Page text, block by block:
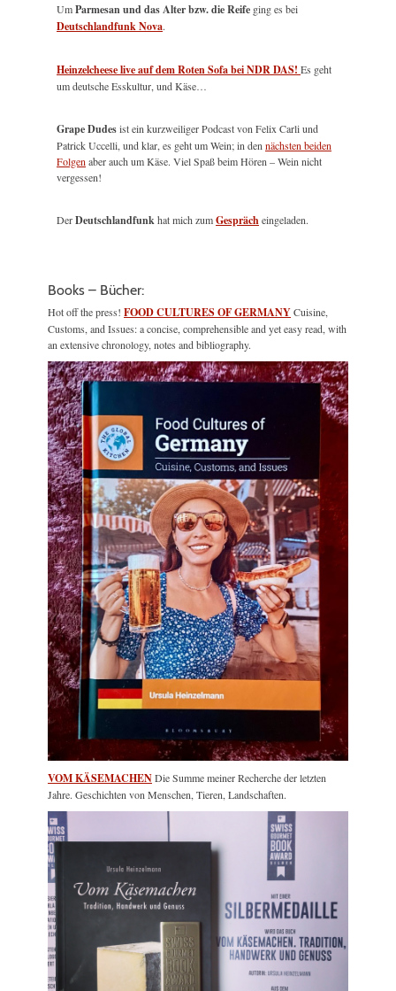
UmParmesan und das Alter bzw. die Reife ging es bei
Deutschlandfunk Nova.
Heinzelcheese live auf dem Roten Sofa bei NDR DAS! Es geht
um deutsche Esskultur, und Käse…
Grape Dudesist ein kurzweiliger Podcast von Felix Carli und
Patrick Uccelli, und klar, es geht um Wein; in den nächsten beiden
Folgen aber auch um Käse. Viel Spaß beim Hören – Wein nicht
vergessen!
DerDeutschlandfunkhat mich zumGesprächeingeladen.
Books – Bücher:
Hot off the press! FOOD CULTURES OF GERMANYCuisine,
Customs, and Issues: a concise, comprehensible and yet easy read, with
an extensive chronology, notes and bibliography.
VOM KÄSEMACHENDie Summe meiner Recherche der letzten
Jahre. Geschichten von Menschen, Tieren, Landschaften.